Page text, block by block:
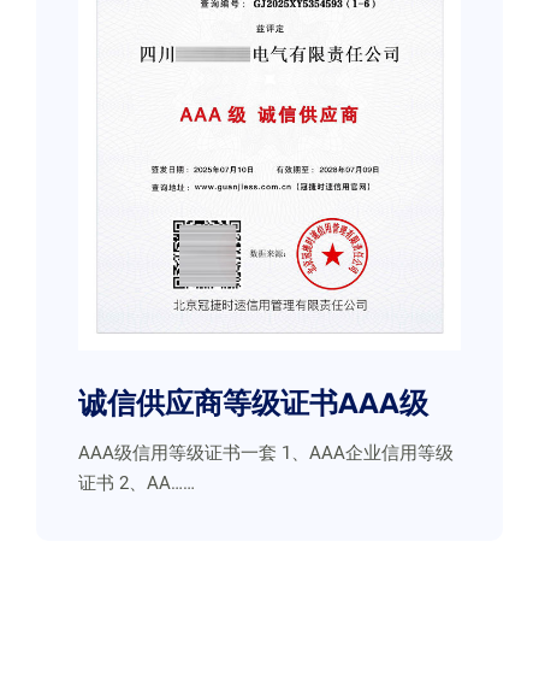
诚信供应商等级证书AAA级
AAA级信用等级证书一套 1、AAA企业信用等级
证书 2、AA……